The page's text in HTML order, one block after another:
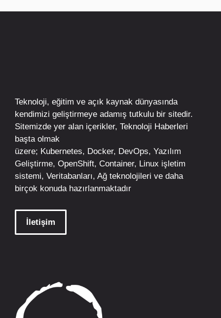
Teknoloji, eğitim ve açık kaynak dünyasında
kendimizi geliştirmeye adamış tutkulu bir sitedir.
Sitemizde yer alan içerikler, Teknoloji Haberleri
başta olmak
üzere; Kubernetes, Docker, DevOps, Yazılım
Geliştirme, OpenShift, Container, Linux işletim
sistemi, Veritabanları, Ağ teknolojileri ve daha
birçok konuda hazırlanmaktadır
İletişim